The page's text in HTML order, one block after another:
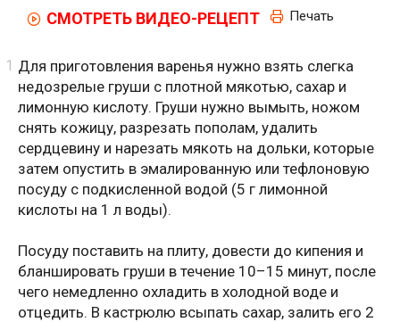
СМОТРЕТЬ ВИДЕО-РЕЦЕПТ Печать
Для приготовления варенья нужно взять слегка
недозрелые груши с плотной мякотью, сахар и
лимонную кислоту. Груши нужно вымыть, ножом
снять кожицу, разрезать пополам, удалить
сердцевину и нарезать мякоть на дольки, которые
затем опустить в эмалированную или тефлоновую
посуду с подкисленной водой (5 г лимонной
кислоты на 1 л воды).
Посуду поставить на плиту, довести до кипения и
бланшировать груши в течение 10–15 минут, после
чего немедленно охладить в холодной воде и
отцедить. В кастрюлю всыпать сахар, залить его 2